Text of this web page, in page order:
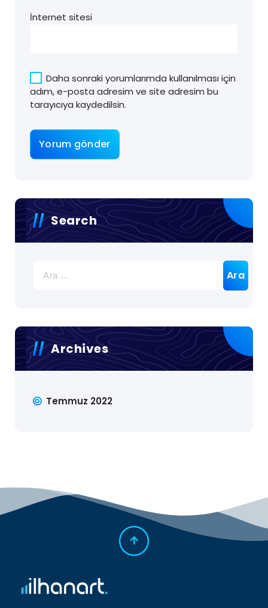
İnternet sitesi
Daha sonraki yorumlarımda kullanılması için
adım, e-posta adresim ve site adresim bu
tarayıcıya kaydedilsin.
Search
Archives
Temmuz 2022